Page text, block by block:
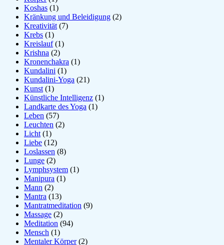
Koshas (1)
Kränkung und Beleidigung (2)
Kreativität (7)
Krebs (1)
Kreislauf(1)
Krishna (2)
Kronenchakra (1)
Kundalini (1)
Kundalini-Yoga (21)
Kunst (1)
Künstliche Intelligenz (1)
Landkarte des Yoga (1)
Leben (57)
Leuchten (2)
Licht (1)
Liebe (12)
Loslassen (8)
Lunge (2)
Lymphsystem (1)
Manipura (1)
Mann (2)
Mantra (13)
Mantratmeditation (9)
Massage (2)
Meditation (94)
Mensch (1)
Mentaler Körper(2)